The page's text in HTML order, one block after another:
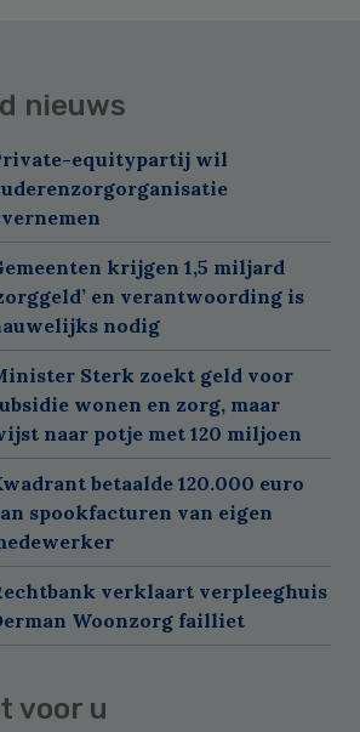
nieuws
equitypartij wil
krijgen 1,5 miljard
en verantwoording is
nodig
Sterk zoekt geld voor
wonen en zorg, maar
naar potje met 120 miljoen
betaalde 120.000 euro
spookfacturen van eigen
verklaart verpleeghuis
Woonzorg failliet
voor u